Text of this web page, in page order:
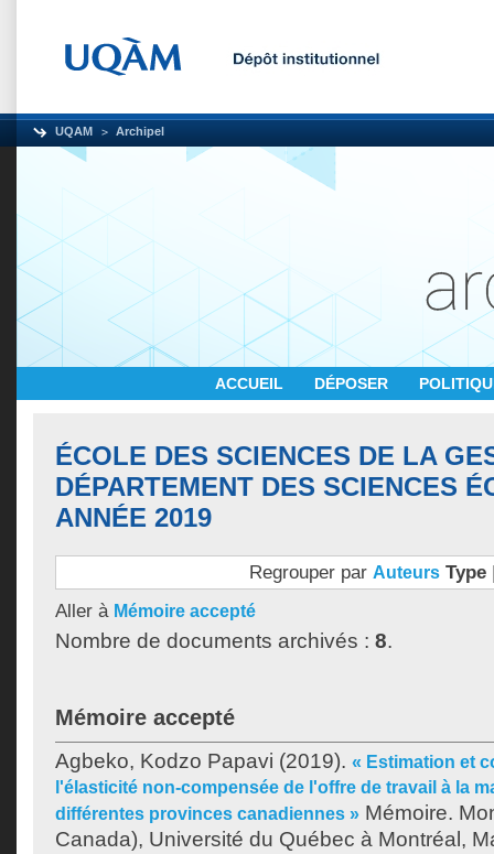
UQAM Archipel
ACCUEIL DÉPOSER
ÉCOLE DES SCIENCES DE LA
DÉPARTEMENT DES SCIENCES
ANNÉE 2019
Regrouper par Auteurs Type
Aller à Mémoire accepté
Nombre de documents archivés : 8.
Mémoire accepté
Agbeko, Kodzo Papavi (2019). « Estimation et
l'élasticité non-compensée de l'offre de travail à la
différentes provinces canadiennes » Mémoire.
Canada), Université du Québec à Montréal,